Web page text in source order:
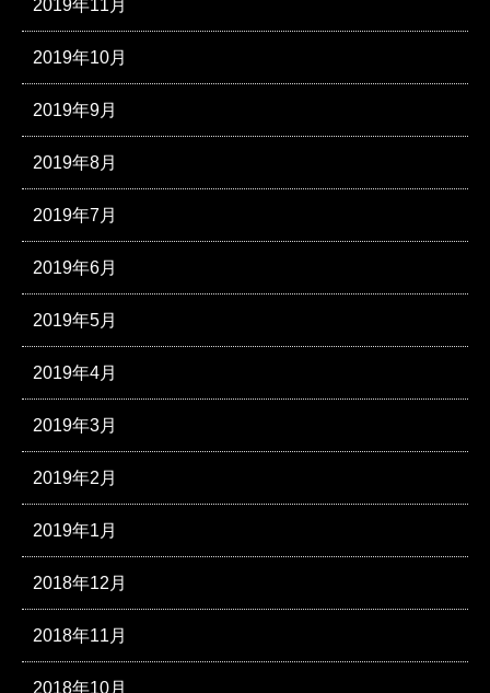
2019年11月
2019年10月
2019年9月
2019年8月
2019年7月
2019年6月
2019年5月
2019年4月
2019年3月
2019年2月
2019年1月
2018年12月
2018年11月
2018年10月